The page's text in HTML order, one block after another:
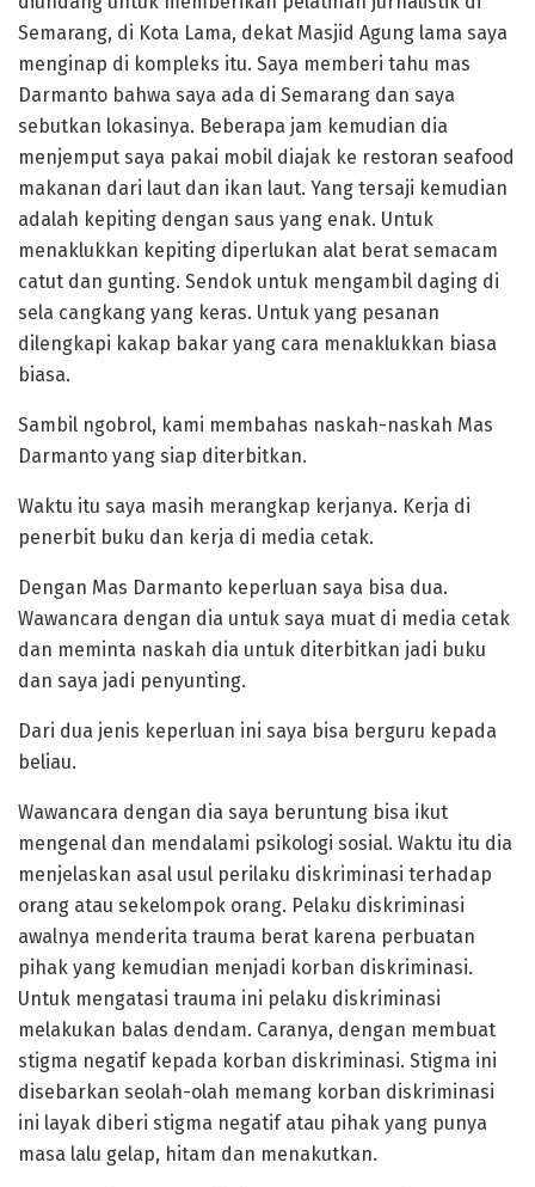
Semarang, di Kota Lama, dekat Masjid Agung lama saya
menginap di kompleks itu. Saya memberi tahu mas
Darmanto bahwa saya ada di Semarang dan saya
sebutkan lokasinya. Beberapa jam kemudian dia
menjemput saya pakai mobil diajak ke restoran seafood
makanan dari laut dan ikan laut. Yang tersaji kemudian
adalah kepiting dengan saus yang enak. Untuk
menaklukkan kepiting diperlukan alat berat semacam
catut dan gunting. Sendok untuk mengambil daging di
sela cangkang yang keras. Untuk yang pesanan
dilengkapi kakap bakar yang cara menaklukkan biasa
biasa.
Sambil ngobrol, kami membahas naskah-naskah Mas
Darmanto yang siap diterbitkan.
Waktu itu saya masih merangkap kerjanya. Kerja di
penerbit buku dan kerja di media cetak.
Dengan Mas Darmanto keperluan saya bisa dua.
Wawancara dengan dia untuk saya muat di media cetak
dan meminta naskah dia untuk diterbitkan jadi buku
dan saya jadi penyunting.
Dari dua jenis keperluan ini saya bisa berguru kepada
beliau.
Wawancara dengan dia saya beruntung bisa ikut
mengenal dan mendalami psikologi sosial. Waktu itu dia
menjelaskan asal usul perilaku diskriminasi terhadap
orang atau sekelompok orang. Pelaku diskriminasi
awalnya menderita trauma berat karena perbuatan
pihak yang kemudian menjadi korban diskriminasi.
Untuk mengatasi trauma ini pelaku diskriminasi
melakukan balas dendam. Caranya, dengan membuat
stigma negatif kepada korban diskriminasi. Stigma ini
disebarkan seolah-olah memang korban diskriminasi
ini layak diberi stigma negatif atau pihak yang punya
masa lalu gelap, hitam dan menakutkan.